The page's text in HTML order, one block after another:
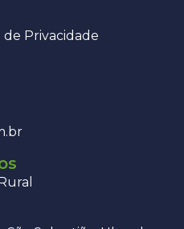
Privacidade